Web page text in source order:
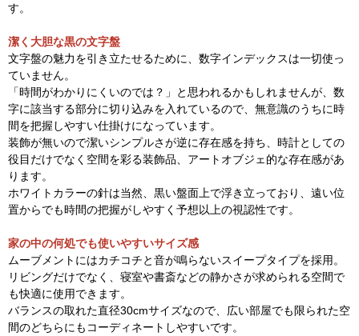
す。
潔く大胆な黒の文字盤
文字盤の魅力を引き立たせるために、数字インデックスは一切使っ
ていません。
「時間がわかりにくいのでは？」と思われるかもしれませんが、数
字に該当する部分に切り込みを入れているので、無意識のうちに時
間を把握しやすい仕掛けになっています。
装飾が無いので潔いシンプルさが逆に存在感を持ち、時計としての
役目だけでなく空間を彩る装飾品、アートオブジェ的な存在感があ
ります。
ホワイトカラーの針は当然、黒い盤面上で浮き立っており、遠い位
置からでも時間の把握がしやすく予想以上の視認性です。
家の中の何処でも使いやすいサイズ感
ムーブメントにはカチコチと音が鳴らないスイープタイプを採用。
リビングだけでなく、寝室や書斎などの静かさが求められる空間で
も快適に使用できます。
バランスの取れた直径30cmサイズなので、広い部屋でも限られた空
間のどちらにもコーディネートしやすいです。